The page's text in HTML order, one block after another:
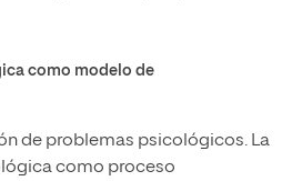
como modelo de
de problemas psicológicos. La
como proceso